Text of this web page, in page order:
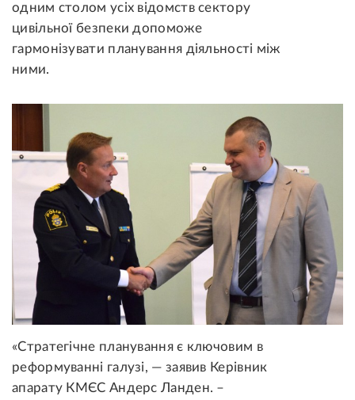
одним столом усіх відомств сектору
цивільної безпеки допоможе
гармонізувати планування діяльності між
ними.
«Стратегічне планування є ключовим в
реформуванні галузі, — заявив Керівник
апарату КМЄС Андерс Ланден. –